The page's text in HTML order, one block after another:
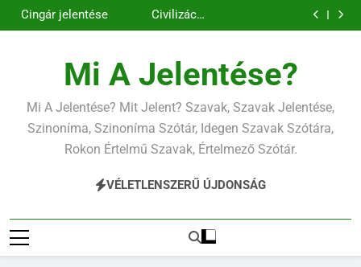
Ugrás
a
jelentése
jelentése
Cingár jelentése
Civilizáció
jelentése
Contemporary
Mi A Jelentése?
Mi A Jelentése? Mit Jelent? Szavak, Szavak Jelentése,
Szinoníma, Szinoníma Szótár, Idegen Szavak Szótára,
Rokon Értelmű Szavak, Értelmező Szótár.
VÉLETLENSZERŰ ÚJDONSÁG